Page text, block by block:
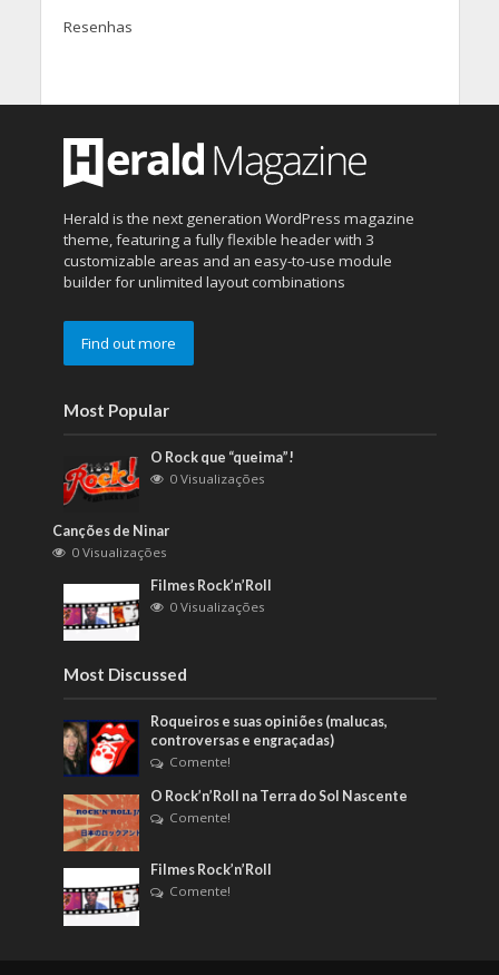
Resenhas
Herald is the next generation WordPress magazine
theme, featuring a fully flexible header with 3
customizable areas and an easy-to-use module
builder for unlimited layout combinations
Find out more
Most Popular
O Rock que “queima”!
0 Visualizações
Canções de Ninar
0 Visualizações
Filmes Rock’n’Roll
0 Visualizações
Most Discussed
Roqueiros e suas opiniões (malucas,
controversas e engraçadas)
Comente!
O Rock’n’Roll na Terra do Sol Nascente
Comente!
Filmes Rock’n’Roll
Comente!